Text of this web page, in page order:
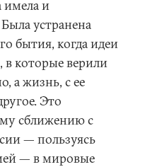
имела и
устранена
бытия, когда идеи
в которые верили
а жизнь, с ее
Это
сближению с
— пользуясь
— в мировые